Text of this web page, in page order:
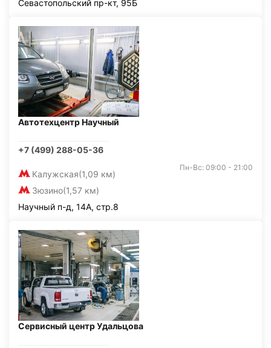
Севастопольский пр-кт, 95Б
Автотехцентр Научный
+7 (499) 288-05-36
Калужская(1,09 км)
Зюзино(1,57 км)
Пн-Вс: 09:00 - 21:00
Научный п-д, 14А, стр.8
Сервисный центр Удальцова